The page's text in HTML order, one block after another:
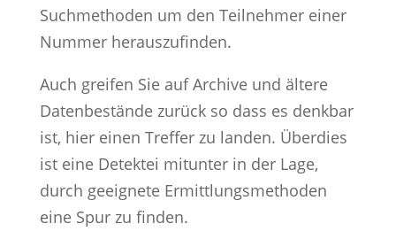
Suchmethoden um den Teilnehmer einer
Nummer herauszufinden.
Auch greifen Sie auf Archive und ältere
Datenbestände zurück so dass es denkbar
ist, hier einen Treffer zu landen. Überdies
ist eine Detektei mitunter in der Lage,
durch geeignete Ermittlungsmethoden
eine Spur zu finden.